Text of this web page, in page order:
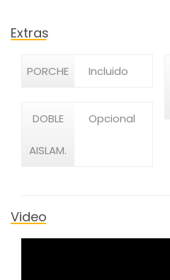
Extras
Incluido
PORCHE
Opcional
DOBLE
AISLAM.
Video